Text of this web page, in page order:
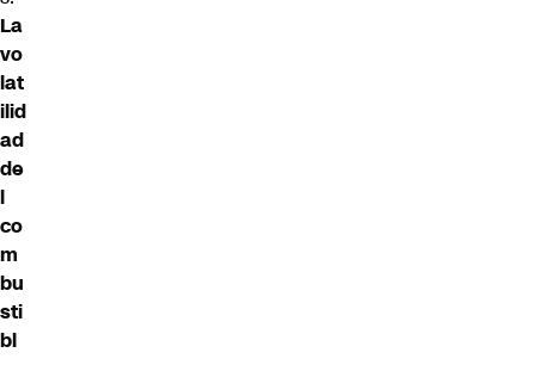
La
vo
lat
ilid
ad
de
l
co
m
bu
sti
bl